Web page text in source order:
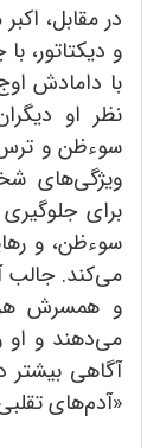
در مقابل،
و دیکتاتور،
با دامادش
نظر او
سوءظن و ترس
ویژگی‌های
برای
سوءظن، و
می‌کند. جالب
و همسرش هر
می‌دهند و او
آگاهی بیشتر
«آدم‌های تقلبی» در